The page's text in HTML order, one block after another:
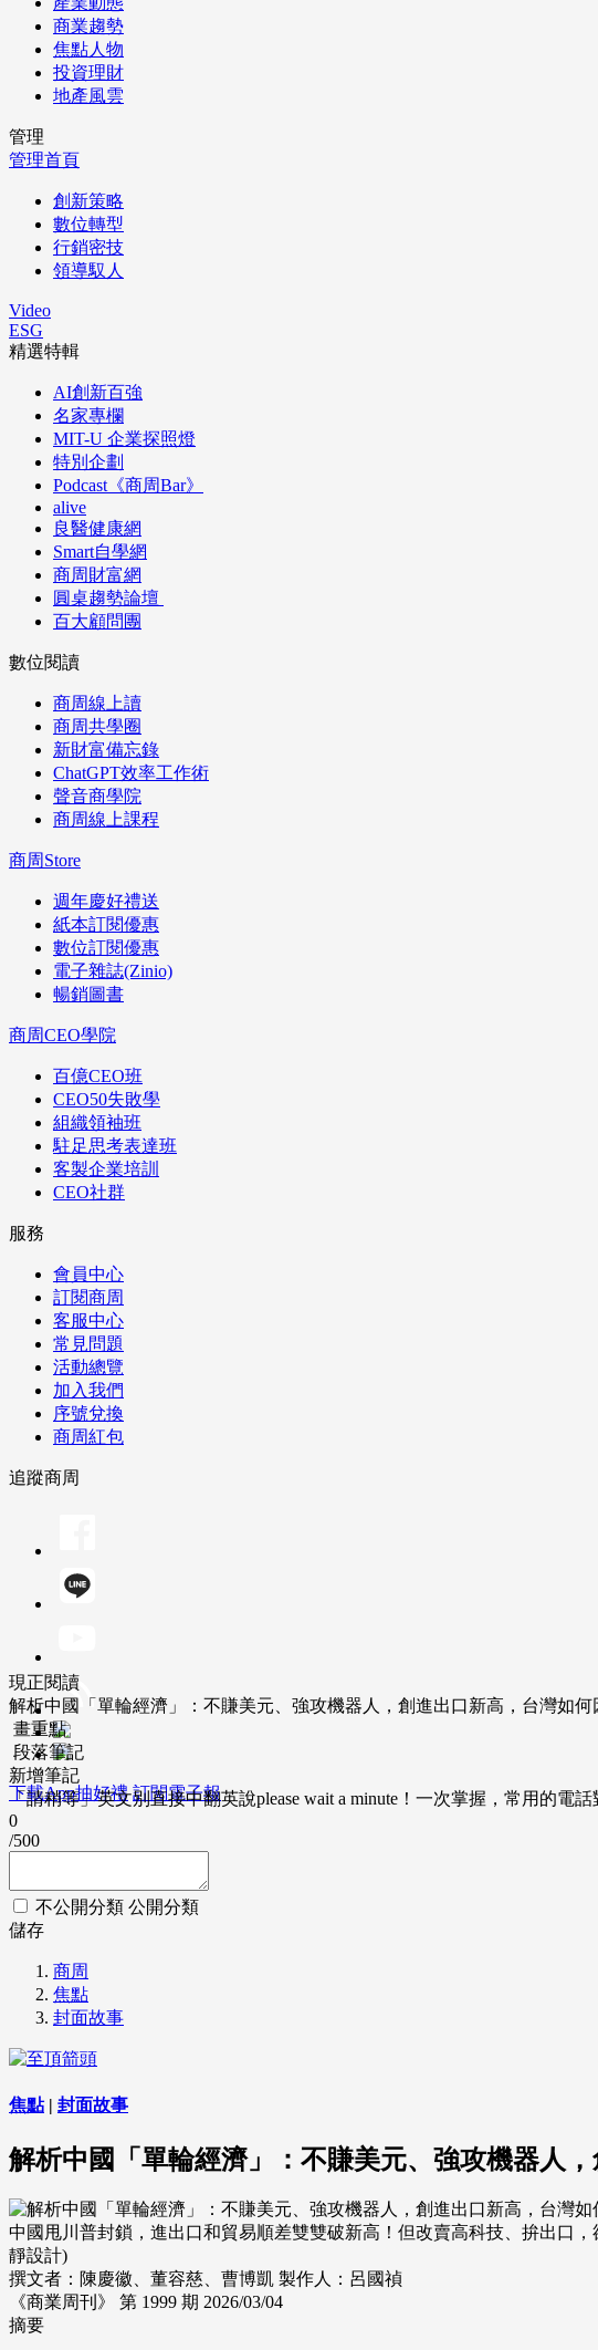
商業趨勢
焦點人物
投資理財
地產風雲
管理
管理首頁
創新策略
數位轉型
行銷密技
領導馭人
Video
ESG
精選特輯
AI創新百強
名家專欄
MIT-U 企業探照燈
特別企劃
Podcast《商周Bar》
alive
良醫健康網
Smart自學網
商周財富網
圓桌趨勢論壇
百大顧問團
數位閱讀
商周線上讀
商周共學圈
新財富備忘錄
ChatGPT效率工作術
聲音商學院
商周線上課程
商周Store
週年慶好禮送
紙本訂閱優惠
數位訂閱優惠
電子雜誌(Zinio)
暢銷圖書
商周CEO學院
百億CEO班
CEO50失敗學
組織領袖班
駐足思考表達班
客製企業培訓
CEO社群
服務
會員中心
訂閱商周
客服中心
常見問題
活動總覽
加入我們
序號兌換
商周紅包
追蹤商周
下載App抽好禮 訂閱電子報
現正閱讀
解析中國「單輪經濟」：不賺美元、強攻機器人，創進出口新高，台灣如何
畫重點
段落筆記
新增筆記
「請稍等」英文別直接中翻英說please wait a minute！一次掌握，常用的電話
0
/500
不公開分類 公開分類
儲存
商周
焦點
封面故事
焦點| 封面故事
解析中國「單輪經濟」：不賺美元、強攻機器人
中國甩川普封鎖，進出口和貿易順差雙雙破新高！但改賣高科技、拚出口
靜設計)
撰文者：陳慶徽、董容慈、曹博凱 製作人：呂國禎
《商業周刊》 第 1999 期 2026/03/04
摘要